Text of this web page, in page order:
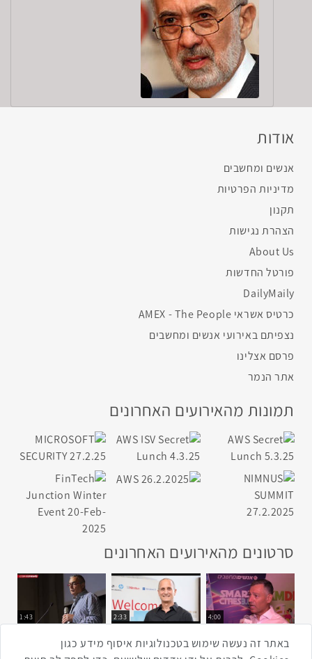
אודות
אנשים ומחשבים
מדיניות הפרטיות
תקנון
הצהרת נגישות
About Us
פורטל החדשות
DailyMaily
כרטיס אשראי AMEX - The People
נצפיתם באירועי אנשים ומחשבים
פרסם אצלינו
אתר הנמר
תמונות מהאירועים האחרונים
סרטונים מהאירועים האחרונים
4:00
2:33
1:43
באתר זה נעשה שימוש בטכנולוגיות איסוף מידע כגון